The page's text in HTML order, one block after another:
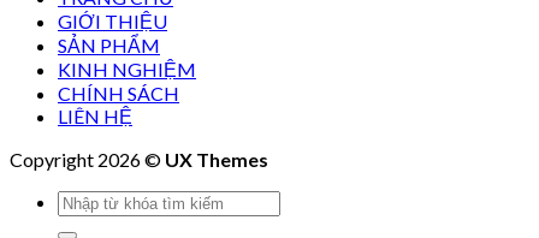
GIỚI THIỆU
SẢN PHẨM
KINH NGHIỆM
CHÍNH SÁCH
LIÊN HỆ
Copyright 2026 © UX Themes